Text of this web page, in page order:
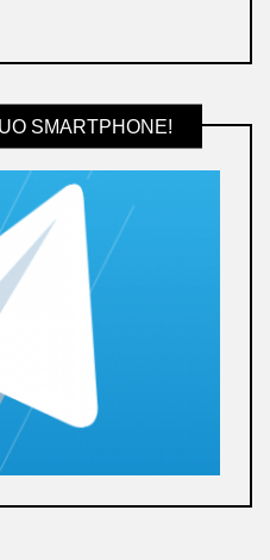
SMARTPHONE!